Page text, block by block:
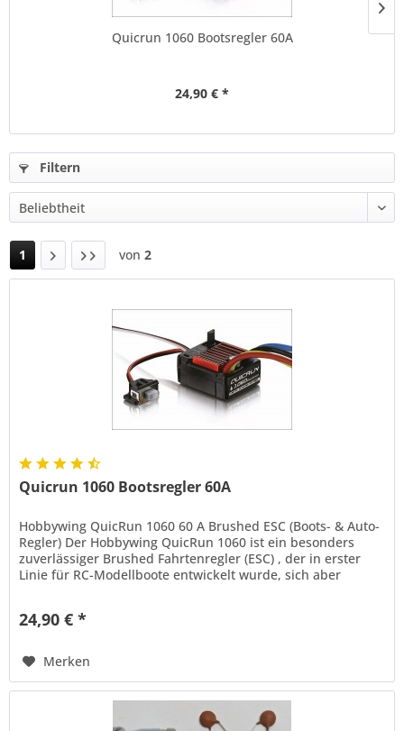
Quicrun 1060 Bootsregler 60A
24,90 € *
Filtern
1 von 2
Quicrun 1060 Bootsregler 60A
Hobbywing QuicRun 1060 60 A Brushed ESC (Boots- & Auto-
Regler) Der Hobbywing QuicRun 1060 ist ein besonders
zuverlässiger Brushed Fahrtenregler (ESC) , der in erster
Linie für RC-Modellboote entwickelt wurde, sich aber
24,90 € *
Merken